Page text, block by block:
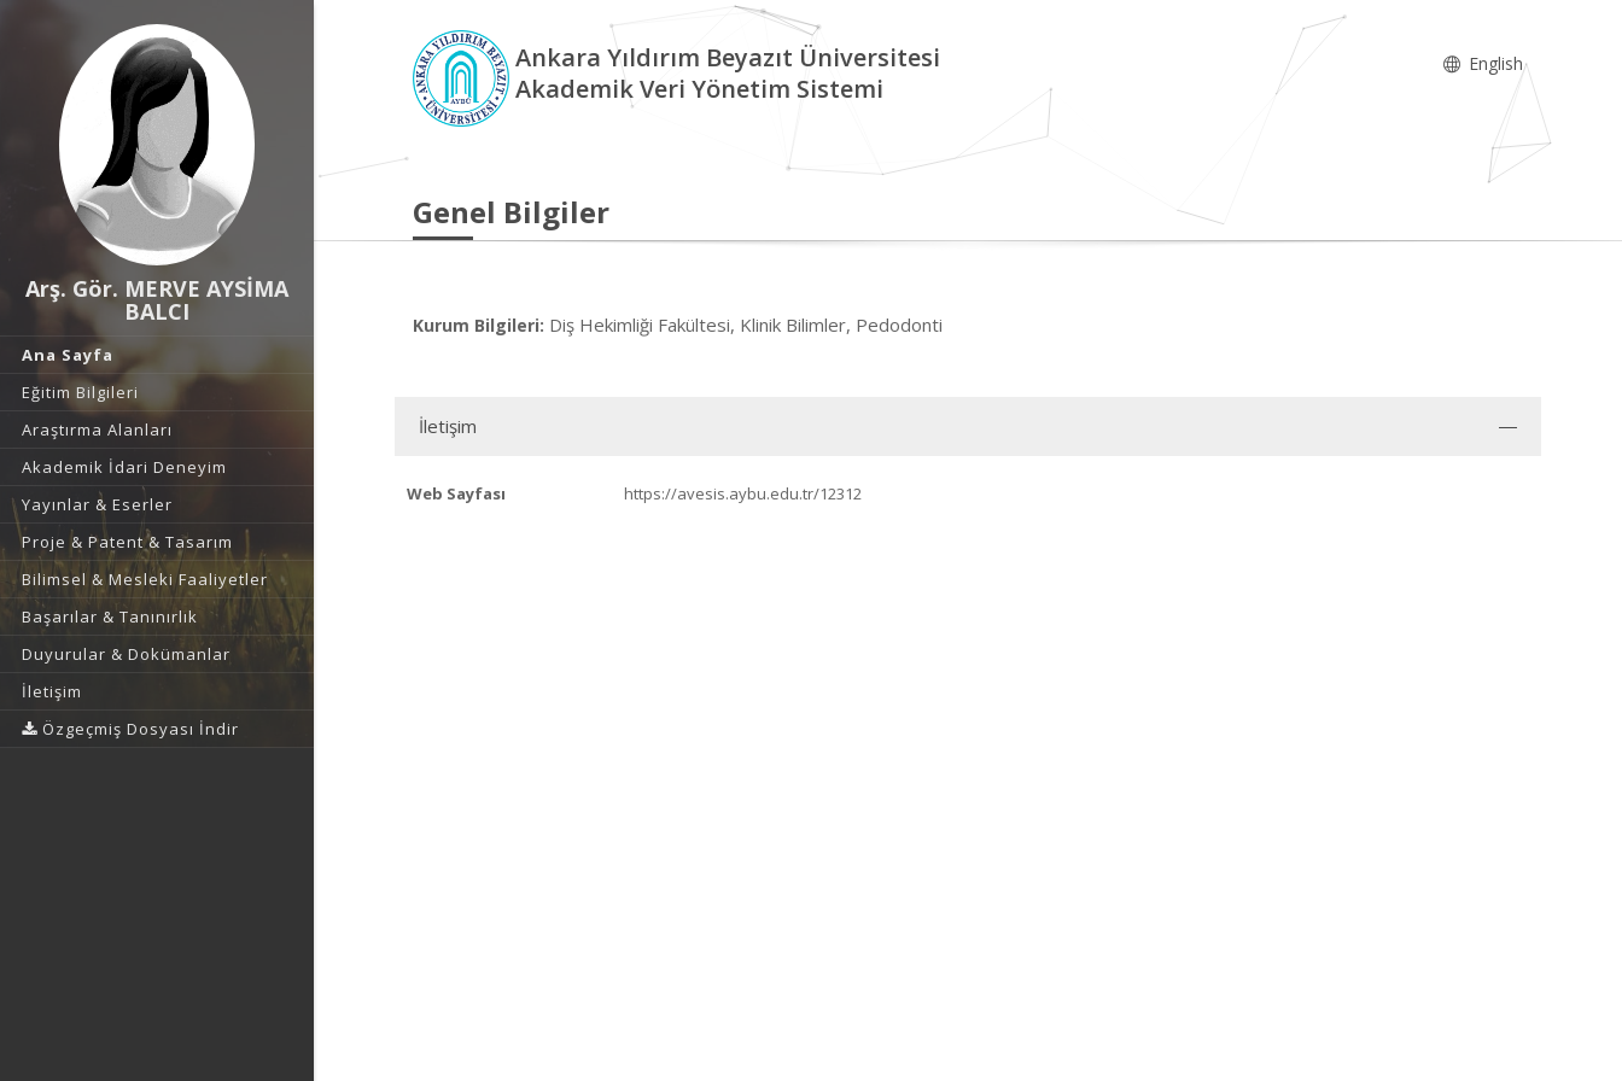
Arş. Gör. MERVE AYSİMA
BALCI
Ana Sayfa
Eğitim Bilgileri
Araştırma Alanları
Akademik İdari Deneyim
Yayınlar & Eserler
Proje & Patent & Tasarım
Bilimsel & Mesleki Faaliyetler
Başarılar & Tanınırlık
Duyurular & Dokümanlar
İletişim
Özgeçmiş Dosyası İndir
Ankara Yıldırım Beyazıt Üniversitesi
Akademik Veri Yönetim Sistemi
English
Genel Bilgiler
Kurum Bilgileri: Diş Hekimliği Fakültesi, Klinik Bilimler, Pedodonti
İletişim
Web Sayfası https://avesis.aybu.edu.tr/12312